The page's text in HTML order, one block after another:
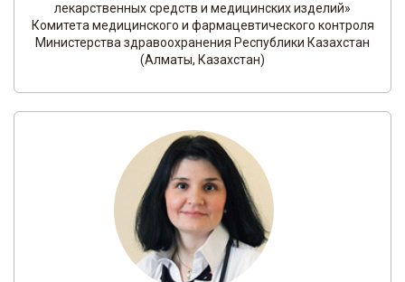
лекарственных средств и медицинских изделий»
Комитета медицинского и фармацевтического контроля
Министерства здравоохранения Республики Казахстан
(Алматы, Казахстан)